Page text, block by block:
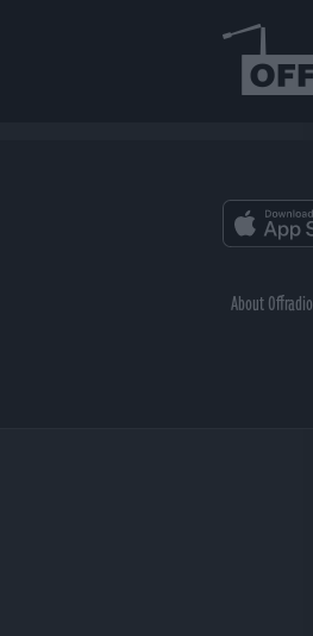
About Offradio